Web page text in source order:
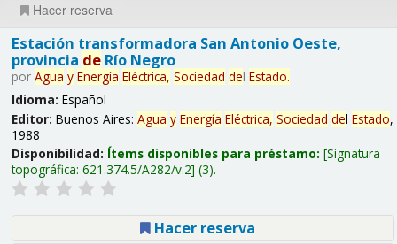
Hacer reserva
Estación transformadora San Antonio Oeste,
provincia deRío Negro
por Agua y Energía Eléctrica, Sociedad del Estado.
Idioma: Español
Editor: Buenos Aires: Agua y Energía Eléctrica, Sociedad del Estado,
1988
Disponibilidad: Ítems disponibles para préstamo: Signatura
topográfica: 621.374.5/A282/v.2 (3).
Hacer reserva